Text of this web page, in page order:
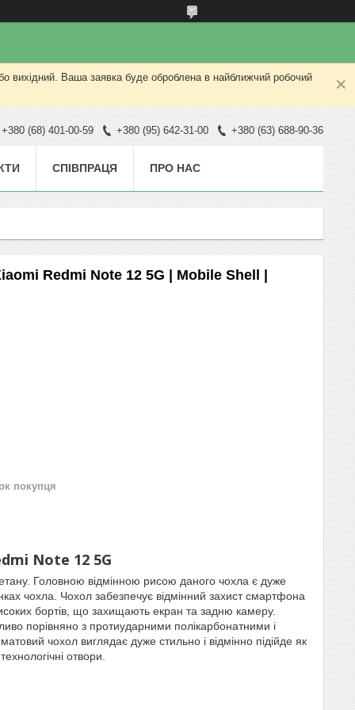
вихідний. Ваша заявка буде оброблена в найближчий робочий
+380 (68) 401-00-59 +380 (95) 642-31-00 +380 (63) 688-90-36
СПІВПРАЦЯ ПРО НАС
Redmi Note 12 5G | Mobile Shell |
покупця
Note 12 5G
Головною відмінною рисою даного чохла є дуже
чохла. Чохол забезпечує відмінний захист смартфона
бортів, що захищають екран та задню камеру.
порівняно з протиударними полікарбонатними і
чохол виглядає дуже стильно і відмінно підійде як
отвори.